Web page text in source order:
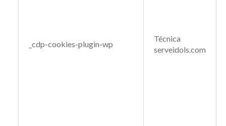
_cdp-cookies-plugin-wp
Técnica
serveidols.com